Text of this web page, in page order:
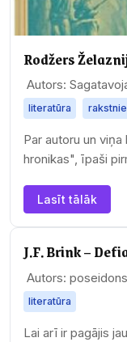
Rodžers
Autors:
literatūra
Par autoru un
hronikas", īpaši
Lasīt tālāk
J.F. Brink –
Autors:
literatūra
Lai arī ir pagājis